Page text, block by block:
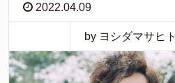
2022.04.09
by ヨシダマサヒト